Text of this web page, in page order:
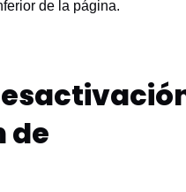
de la página.
de